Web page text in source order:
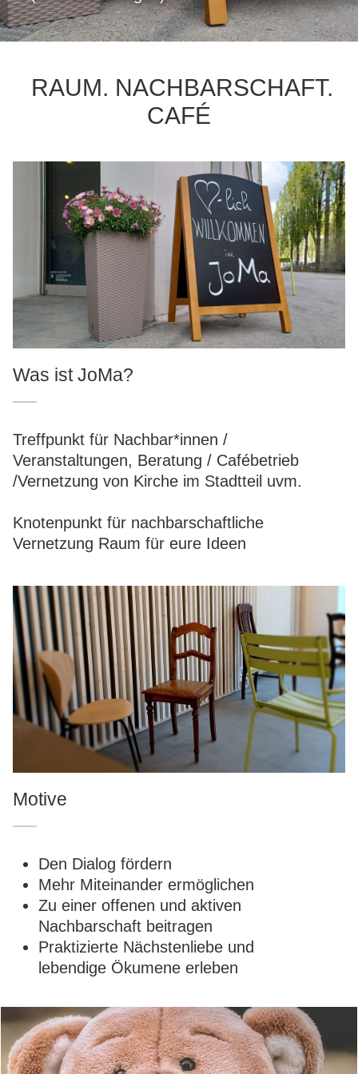
RAUM. NACHBARSCHAFT.
CAFÉ
Was ist JoMa?
Treffpunkt für Nachbar*innen /
Veranstaltungen, Beratung / Cafébetrieb
/Vernetzung von Kirche im Stadtteil uvm.
Knotenpunkt für nachbarschaftliche
Vernetzung Raum für eure Ideen
Motive
Den Dialog fördern
Mehr Miteinander ermöglichen
Zu einer offenen und aktiven
Nachbarschaft beitragen
Praktizierte Nächstenliebe und
lebendige Ökumene erleben